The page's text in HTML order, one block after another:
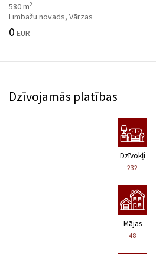
580 m2
Limbažu novads, Vārzas
0 EUR
Dzīvojamās platības
Dzīvokļi
232
Mājas
48